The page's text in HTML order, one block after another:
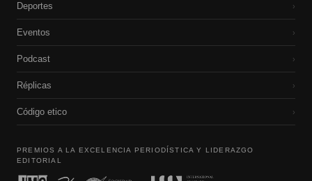
Deportes ›
Eventos ›
Podcast ›
Réplicas ›
Código etico ›
PREMIOS A LA EXCELENCIA PERIODÍSTICA Y LIDERAZGO
EDITORIAL